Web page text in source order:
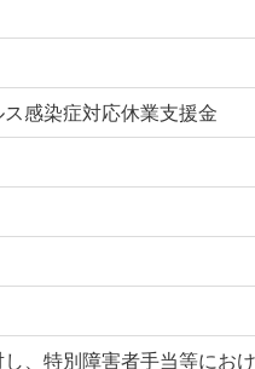
感染症対応休業支援金
、特別障害者手当等にお